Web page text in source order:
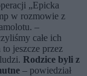
„Epicka
w rozmowie z
–
całe ich
jeszcze przez
Rodzice byli z
– powiedział